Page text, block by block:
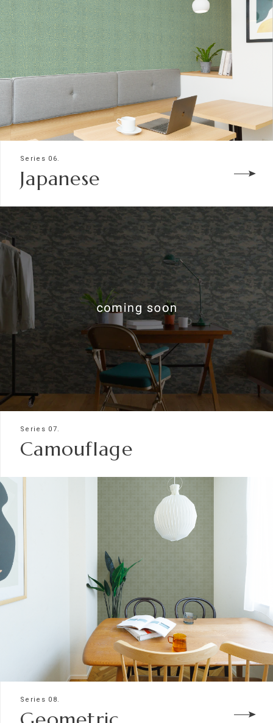
Series 06.
Japanese
Series 07.
Camouflage
Series 08.